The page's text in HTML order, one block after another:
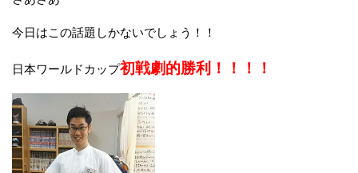
今日はこの話題しかないでしょう！！
日本ワールドカップ初戦劇的勝利！！！！